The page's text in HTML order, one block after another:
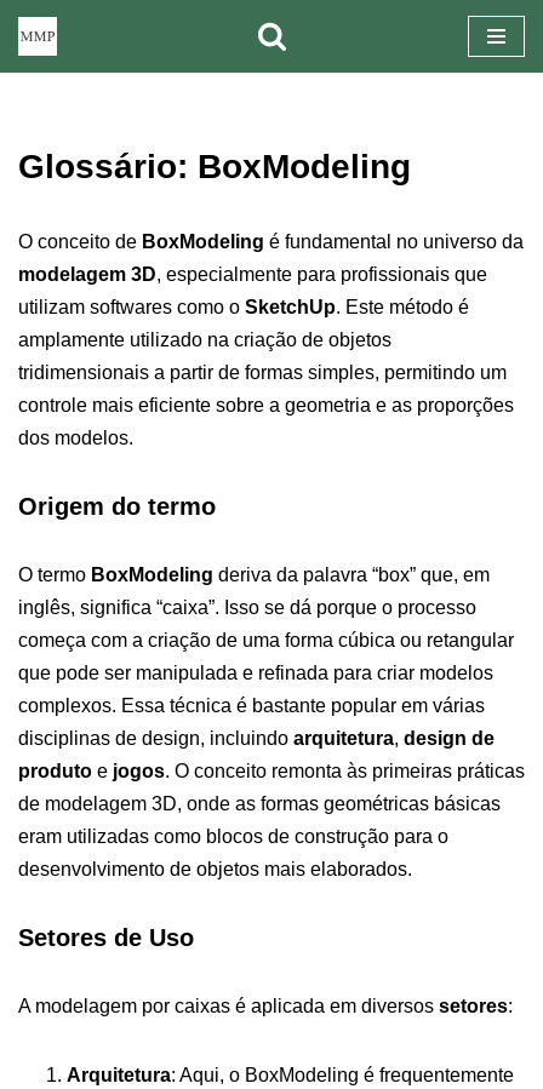
conteúdo
Glossário: BoxModeling
O conceito de BoxModeling é fundamental no universo da
modelagem 3D, especialmente para profissionais que
utilizam softwares como o SketchUp. Este método é
amplamente utilizado na criação de objetos
tridimensionais a partir de formas simples, permitindo um
controle mais eficiente sobre a geometria e as proporções
dos modelos.
Origem do termo
O termo BoxModeling deriva da palavra “box” que, em
inglês, significa “caixa”. Isso se dá porque o processo
começa com a criação de uma forma cúbica ou retangular
que pode ser manipulada e refinada para criar modelos
complexos. Essa técnica é bastante popular em várias
disciplinas de design, incluindo arquitetura, design de
produto e jogos. O conceito remonta às primeiras práticas
de modelagem 3D, onde as formas geométricas básicas
eram utilizadas como blocos de construção para o
desenvolvimento de objetos mais elaborados.
Setores de Uso
A modelagem por caixas é aplicada em diversos setores:
Arquitetura: Aqui, o BoxModeling é frequentemente